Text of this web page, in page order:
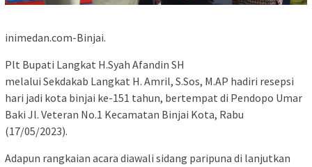
inimedan.com-Binjai.
Plt Bupati Langkat H.Syah Afandin SH
melalui Sekdakab Langkat H. Amril, S.Sos, M.AP hadiri resepsi
hari jadi kota binjai ke-151 tahun, bertempat di Pendopo Umar
Baki Jl. Veteran No.1 Kecamatan Binjai Kota, Rabu
(17/05/2023).
Adapun rangkaian acara diawali sidang paripuna di lanjutkan